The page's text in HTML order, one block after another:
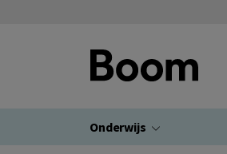
Onderwijs